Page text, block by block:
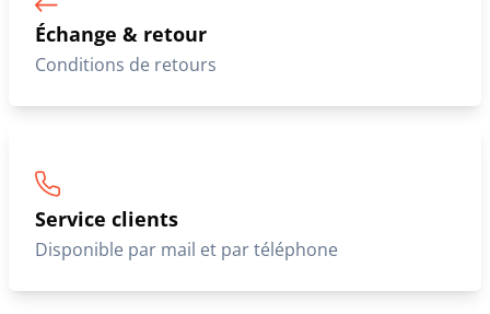
Échange & retour
Conditions de retours
Service clients
Disponible par mail et par téléphone